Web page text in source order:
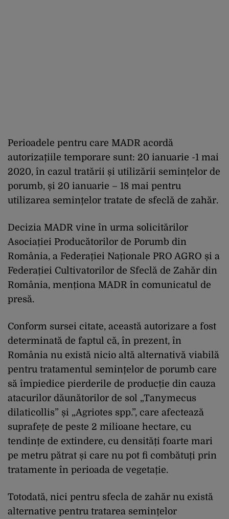
Perioadele pentru care MADR acordă
autorizațiile temporare sunt: 20 ianuarie -1 mai
2020, în cazul tratării și utilizării semințelor de
porumb, și 20 ianuarie – 18 mai pentru
utilizarea semințelor tratate de sfeclă de zahăr.
Decizia MADR vine în urma solicitărilor
Asociației Producătorilor de Porumb din
România, a Federației Naționale PRO AGRO și a
Federației Cultivatorilor de Sfeclă de Zahăr din
România, menționa MADR în comunicatul de
presă.
Conform sursei citate, această autorizare a fost
determinată de faptul că, în prezent, în
România nu există nicio altă alternativă viabilă
pentru tratamentul semințelor de porumb care
să împiedice pierderile de producție din cauza
atacurilor dăunătorilor de sol „Tanymecus
dilaticollis” și „Agriotes spp.”, care afectează
suprafețe de peste 2 milioane hectare, cu
tendințe de extindere, cu densități foarte mari
pe metru pătrat și care nu pot fi combătuți prin
tratamente în perioada de vegetație.
Totodată, nici pentru sfecla de zahăr nu există
alternative pentru tratarea semințelor